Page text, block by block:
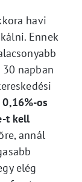
havi
Ennek
napban
os
t kell
annál
elég